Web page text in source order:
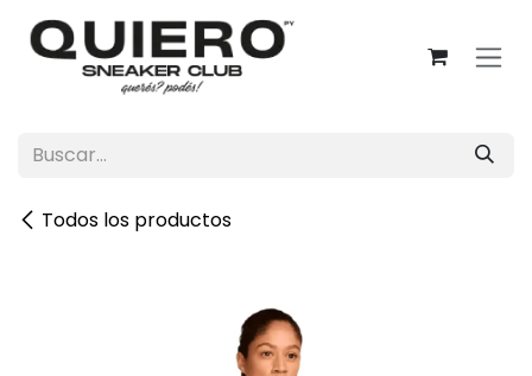
Ir al contenido
Todos los productos